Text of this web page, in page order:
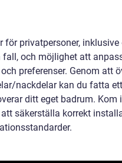
för privatpersoner, inklusive
och möjlighet att
preferenser. Genom att
nackdelar kan du fatta ett
ditt eget badrum. Kom
säkerställa korrekt